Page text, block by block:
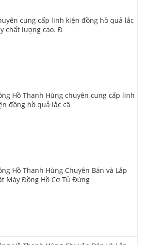
cung cấp linh kiện đồng hồ quả lắc
chất lượng cao. Đ
Hồ Thanh Hùng chuyên cung cấp linh
đồng hồ quả lắc câ
Hồ Thanh Hùng Chuyên Bán và Lắp
Máy Đồng Hồ Cơ Tủ Đứng